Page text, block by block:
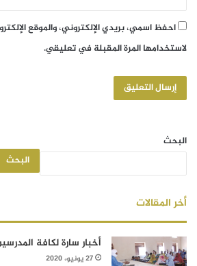
احفظ اسمي، بريدي الإلكتروني، والموقع
لاستخدامها المرة المقبلة في تعليقي.
البحث
البحث
أخر المقالات
أخبار سارة لكافة
27 يونيو، 2020